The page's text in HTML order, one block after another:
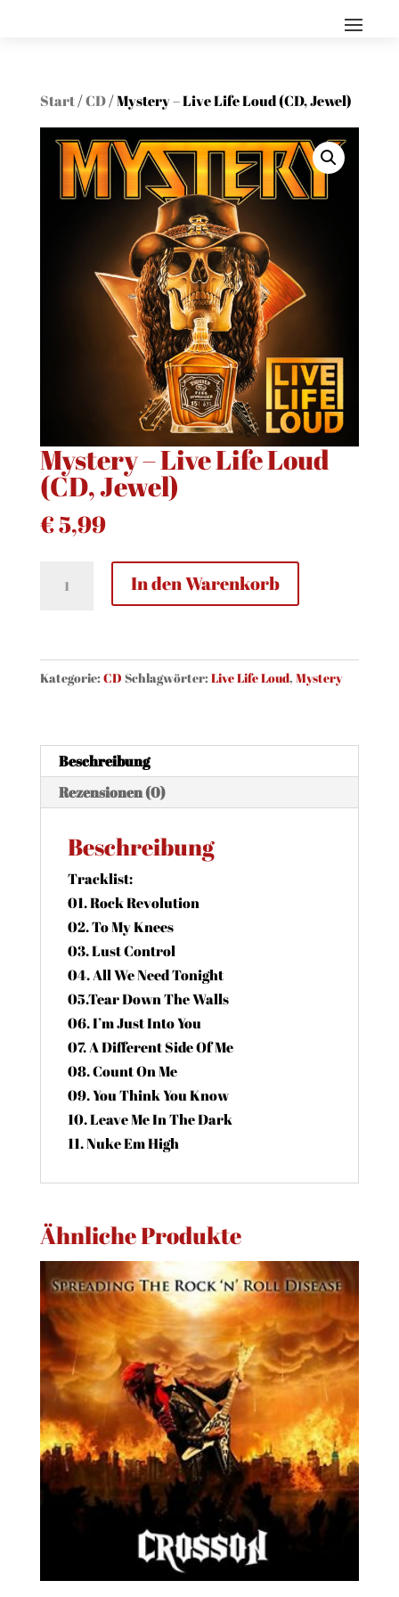
Start/CD/ Mystery – Live Life Loud (CD, Jewel)
Mystery – Live Life Loud
(CD, Jewel)
€5,99
Menge
In den Warenkorb
Kategorie: CD Schlagwörter: Live Life Loud, Mystery
Beschreibung
Rezensionen (0)
Beschreibung
Tracklist:
01. Rock Revolution
02. To My Knees
03. Lust Control
04. All We Need Tonight
05.Tear Down The Walls
06. I’m Just Into You
07. A Different Side Of Me
08. Count On Me
09. You Think You Know
10. Leave Me In The Dark
11. Nuke Em High
Ähnliche Produkte